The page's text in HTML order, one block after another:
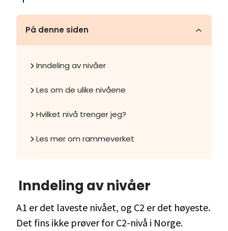
På denne siden
Inndeling av nivåer
Les om de ulike nivåene
Hvilket nivå trenger jeg?
Les mer om rammeverket
Inndeling av nivåer
A1 er det laveste nivået, og C2 er det høyeste.
Det fins ikke prøver for C2-nivå i Norge.